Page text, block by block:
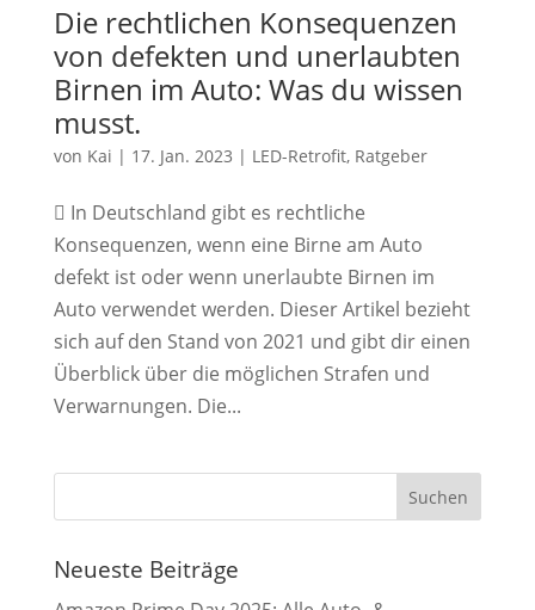
Die rechtlichen Konsequenzen
von defekten und unerlaubten
Birnen im Auto: Was du wissen
musst.
von Kai | 17. Jan. 2023 | LED-Retrofit, Ratgeber
 In Deutschland gibt es rechtliche
Konsequenzen, wenn eine Birne am Auto
defekt ist oder wenn unerlaubte Birnen im
Auto verwendet werden. Dieser Artikel bezieht
sich auf den Stand von 2021 und gibt dir einen
Überblick über die möglichen Strafen und
Verwarnungen. Die...
Neueste Beiträge